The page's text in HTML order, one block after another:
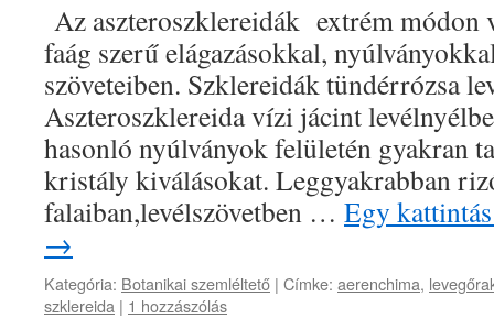
Az aszteroszklereidák extrém módon
faág szerű elágazásokkal,
szöveteiben. Szklereidák tündérrózsa
Aszteroszklereida vízi jácint
hasonló nyúlványok felületén gyakran
kristály kiválásokat. Leggyakrabban
falaiban,levélszövetben … Egy
→
Kategória: Botanikai szemléltető | Címke: aerenchima,
szklereida | 1 hozzászólás